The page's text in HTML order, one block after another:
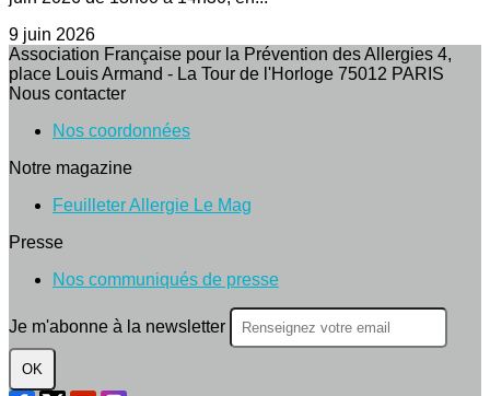
9 juin 2026
Association Française pour la Prévention des Allergies 4,
place Louis Armand - La Tour de l'Horloge 75012 PARIS
Nous contacter
Nos coordonnées
Notre magazine
Feuilleter Allergie Le Mag
Presse
Nos communiqués de presse
Je m'abonne à la newsletter
OK